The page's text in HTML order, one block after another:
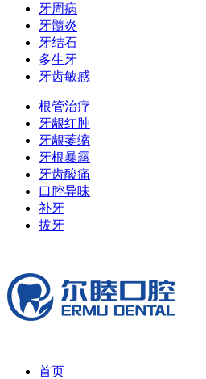
牙周病
牙髓炎
牙结石
多生牙
牙齿敏感
根管治疗
牙龈红肿
牙龈萎缩
牙根暴露
牙齿酸痛
口腔异味
补牙
拔牙
首页